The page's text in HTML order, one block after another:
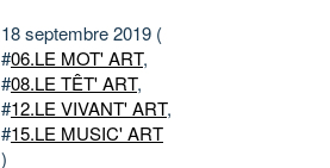
18 septembre 2019 (
#06.LE MOT' ART,
#08.LE TÊT' ART,
#12.LE VIVANT' ART,
#15.LE MUSIC' ART
)